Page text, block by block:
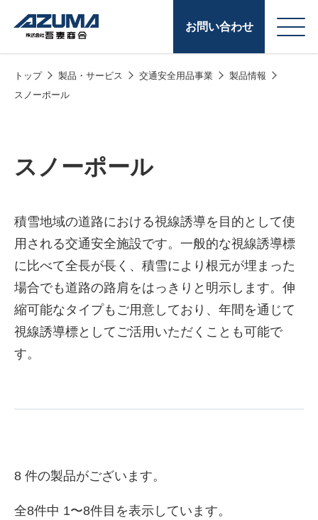
お問い合わせ
株式会社吾妻商会 会
社案内
株式会社吾妻製作所 会社案
製品・サービス
潤滑油
給油カード
(ガソリンカード)
コークス・鋳物
トップ 製品・サービス 交通安全用品事業
製品情報
スノーポール
スノーポール
積雪地域の道路における視線誘導を目的として使
用される交通安全施設です。一般的な視線誘導標
に比べて全長が長く、積雪により根元が埋まった
場合でも道路の路肩をはっきりと明示します。伸
縮可能なタイプもご用意しており、年間を通じて
視線誘導標としてご活用いただくことも可能で
す。
8 件の製品がございます。
全8件中 1〜8件目を表示しています。